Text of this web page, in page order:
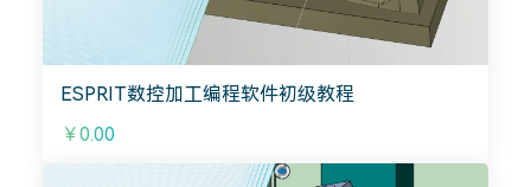
ESPRIT数控加工编程软件初级教程
￥0.00